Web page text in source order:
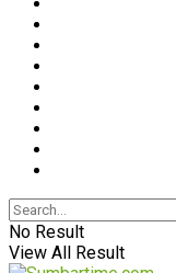
No Result
View All Result